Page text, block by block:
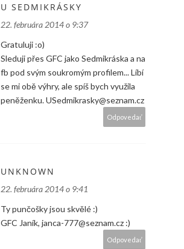
U SEDMIKRÁSKY
22. februára 2014 o 9:37
Gratuluji :o)
Sleduji přes GFC jako Sedmikráska a na
fb pod svým soukromým profilem... Líbí
se mi obě výhry, ale spíš bych využila
peněženku. USedmikrasky@seznam.cz
Odpovedať
UNKNOWN
22. februára 2014 o 9:41
Ty punčošky jsou skvělé :)
GFC Janík, janca-777@seznam.cz :)
Odpovedať